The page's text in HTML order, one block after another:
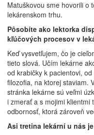
Matuškovou sme hovorili o
lekárenskom trhu.
Pôsobíte ako lektorka
kľúčových procesov v
Keď vysvetľujem, čo je
tieto slová. Učím lekárne
od krabičky k pacientovi,
filozofia, na ktorej staviam.
stránka lekárne sú veľmi
i zmerať a s mojimi klientmi
odbornosť, ktorá zároveň
Asi tretina lekární u nás